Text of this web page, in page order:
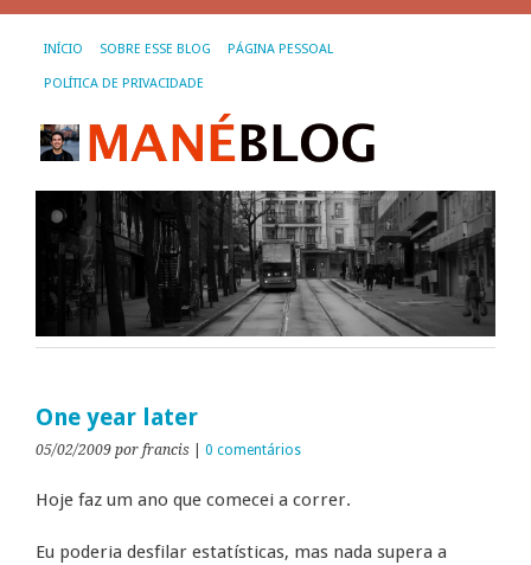
INÍCIO SOBRE ESSE BLOG PÁGINA PESSOAL
POLÍTICA DE PRIVACIDADE
One year later
05/02/2009 por francis 0 comentários
Hoje faz um ano que comecei a correr.
Eu poderia desfilar estatísticas, mas nada supera a